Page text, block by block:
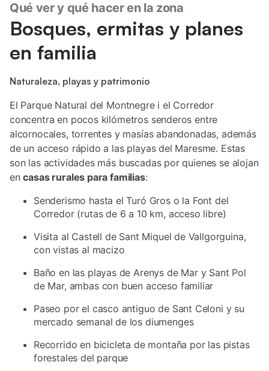
Qué ver y qué hacer en la zona
Bosques, ermitas y planes
en familia
Naturaleza, playas y patrimonio
El Parque Natural del Montnegre i el Corredor
concentra en pocos kilómetros senderos entre
alcornocales, torrentes y masías abandonadas, además
de un acceso rápido a las playas del Maresme. Estas
son las actividades más buscadas por quienes se alojan
encasas rurales para familias:
Senderismo hasta el Turó Gros o la Font del
Corredor (rutas de 6 a 10 km, acceso libre)
Visita al Castell de Sant Miquel de Vallgorguina,
con vistas al macizo
Baño en las playas de Arenys de Mar y Sant Pol
de Mar, ambas con buen acceso familiar
Paseo por el casco antiguo de Sant Celoni y su
mercado semanal de los diumenges
Recorrido en bicicleta de montaña por las pistas
forestales del parque